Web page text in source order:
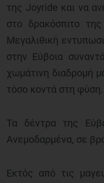
της Joyride και να
στο δρακόσπιτο
Μεγαλιθική
στην Εύβοια
χωμάτινη διαδρομή
τόσο κοντά στη φύση.
Τα δέντρα της
Ανεμοδαρμένα, σε
Εκτός από τις